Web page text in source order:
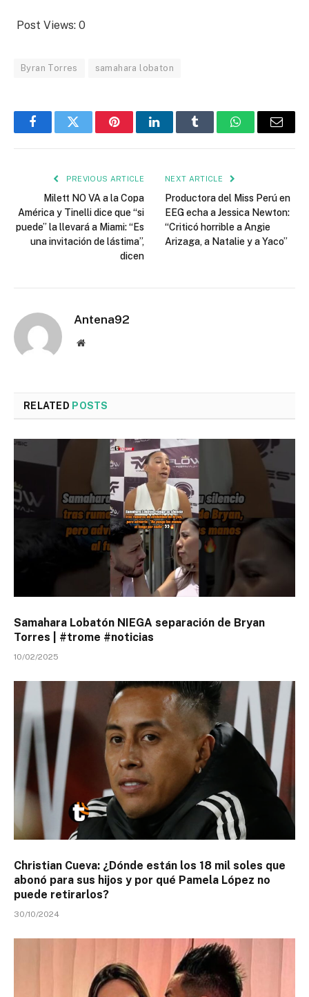
Post Views: 0
Byran Torres samahara lobaton
FacebookTwitter PinterestLinkedInTumblr WhatsAppEmail
PREVIOUS ARTICLE
Milett NO VA a la Copa
América y Tinelli dice que “si
puede” la llevará a Miami: “Es
una invitación de lástima”,
dicen
NEXT ARTICLE
Productora del Miss Perú en
EEG echa a Jessica Newton:
“Criticó horrible a Angie
Arizaga, a Natalie y a Yaco”
Antena92
Website
RELATED POSTS
Samahara Lobatón NIEGA separación de Bryan
Torres | #trome #noticias
10/02/2025
Christian Cueva: ¿Dónde están los 18 mil soles que
abonó para sus hijos y por qué Pamela López no
puede retirarlos?
30/10/2024